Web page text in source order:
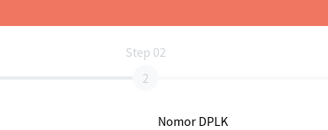
Step 02
Nomor DPLK